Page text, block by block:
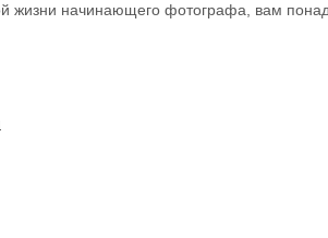
жизни начинающего фотографа, вам